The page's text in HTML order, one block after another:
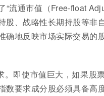
“流通市值（Free-float
股、战略性长期持股等
确地反映市场实际交易的
。即使市值巨大，如果股
数要求成分股必须具备高